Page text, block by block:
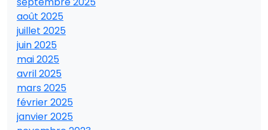
août 2025
juillet 2025
juin 2025
mai 2025
avril 2025
mars 2025
février 2025
janvier 2025